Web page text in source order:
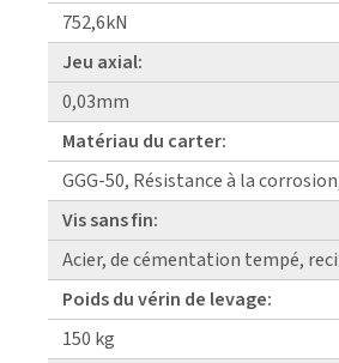
752,6kN
Jeu axial:
0,03mm
Matériau du carter:
GGG-50, Résistance à la
Vis sans fin:
Acier, de cémentation tempé,
Poids du vérin de levage:
150 kg